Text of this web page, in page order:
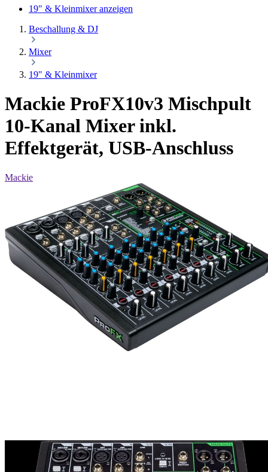
19" & Kleinmixer anzeigen
Beschallung & DJ
Mixer
19" & Kleinmixer
Mackie ProFX10v3 Mischpult
10-Kanal Mixer inkl.
Effektgerät, USB-Anschluss
Mackie